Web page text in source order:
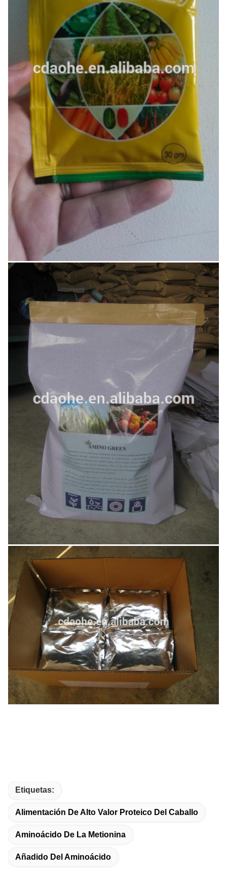
Etiquetas:
Alimentación De Alto Valor Proteico Del Caballo
Aminoácido De La Metionina
Añadido Del Aminoácido